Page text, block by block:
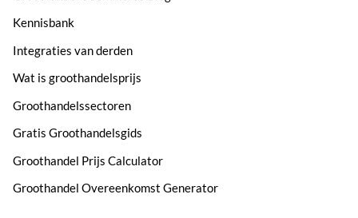
Kennisbank
Integraties van derden
Wat is groothandelsprijs
Groothandelssectoren
Gratis Groothandelsgids
Groothandel Prijs Calculator
Groothandel Overeenkomst Generator